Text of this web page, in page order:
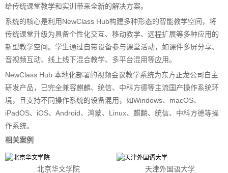
给传统课堂教学和实训带来全新的解决方案。
系统的核心是利用NewClass Hub构建多种形态的智能教学空间，将
传统课堂升级为具备个性化交互、移动教学、远程扩展等多种应用的
新型教学空间。学生通过自带设备参与课堂活动，如课件多屏分享、
音视频互动、线上线下混合教学、多平台混用等应用。
NewClass Hub 本地化部署的视频会议教学系统为东方正龙公司自主
研发产品，已完全兼容麒麟、统信、中科方德等主流国产操作系统环
境，且支持不同操作系统的设备混用，如Windows、macOS、
iPadOS、iOS、Android、鸿蒙、Linux、麒麟、统信、中科方德等操
作系统。
相关案例
北京华文学院 天津外国语大学